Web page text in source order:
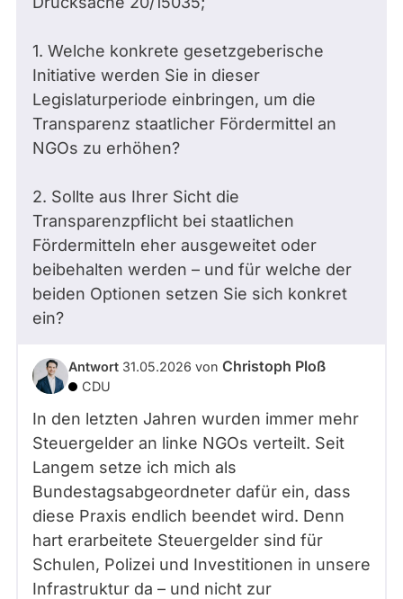
1. Welche konkrete gesetzgeberische
Initiative werden Sie in dieser
Legislaturperiode einbringen, um die
Transparenz staatlicher Fördermittel an
NGOs zu erhöhen?
2. Sollte aus Ihrer Sicht die
Transparenzpflicht bei staatlichen
Fördermitteln eher ausgeweitet oder
beibehalten werden – und für welche der
beiden Optionen setzen Sie sich konkret
ein?
Antwort 31.05.2026 von Christoph Ploß
CDU
In den letzten Jahren wurden immer mehr
Steuergelder an linke NGOs verteilt. Seit
Langem setze ich mich als
Bundestagsabgeordneter dafür ein, dass
diese Praxis endlich beendet wird. Denn
hart erarbeitete Steuergelder sind für
Schulen, Polizei und Investitionen in unsere
Infrastruktur da – und nicht zur